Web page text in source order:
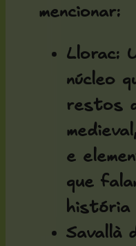
mencionar:
Llorac:
núcleo
restos
e
que
história
Savallà